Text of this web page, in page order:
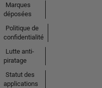
Marques
déposées
Politique de
confidentialité
Lutte anti-
piratage
Statut des
applications